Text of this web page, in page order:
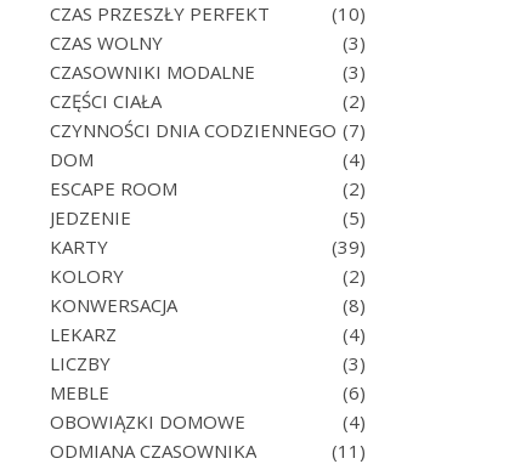
CZAS PRZESZŁY PERFEKT
(10)
CZAS WOLNY
(3)
CZASOWNIKI MODALNE
(3)
CZĘŚCI CIAŁA
(2)
CZYNNOŚCI DNIA CODZIENNEGO (7)
DOM
(4)
ESCAPE ROOM
(2)
JEDZENIE
(5)
KARTY
(39)
KOLORY
(2)
KONWERSACJA
(8)
LEKARZ
(4)
LICZBY
(3)
MEBLE
(6)
OBOWIĄZKI DOMOWE
(4)
ODMIANA CZASOWNIKA
(11)